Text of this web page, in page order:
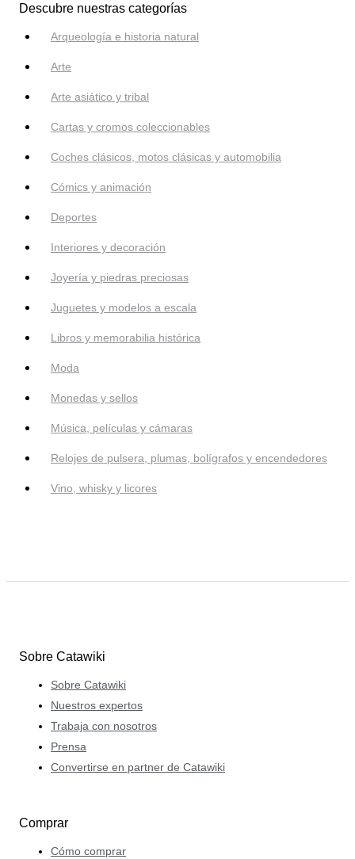
Descubre nuestras categorías
Arqueología e historia natural
Arte
Arte asiático y tribal
Cartas y cromos coleccionables
Coches clásicos, motos clásicas y automobilia
Cómics y animación
Deportes
Interiores y decoración
Joyería y piedras preciosas
Juguetes y modelos a escala
Libros y memorabilia histórica
Moda
Monedas y sellos
Música, películas y cámaras
Relojes de pulsera, plumas, bolígrafos y encendedores
Vino, whisky y licores
Sobre Catawiki
Sobre Catawiki
Nuestros expertos
Trabaja con nosotros
Prensa
Convertirse en partner de Catawiki
Comprar
Cómo comprar